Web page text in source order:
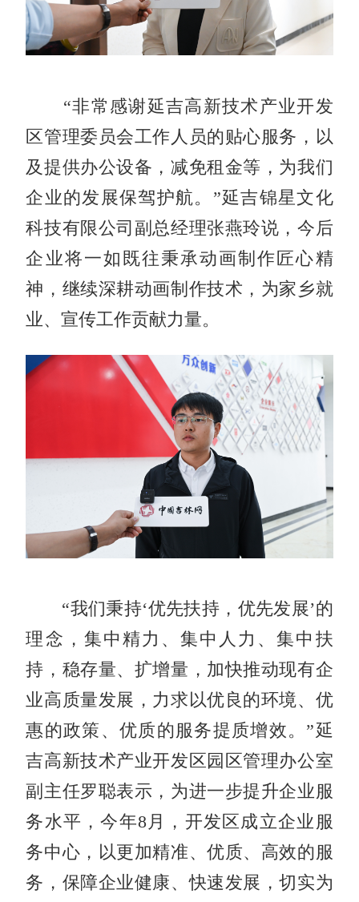
“非常感谢延吉高新技术产业开发
区管理委员会工作人员的贴心服务，以
及提供办公设备，减免租金等，为我们
企业的发展保驾护航。”延吉锦星文化
科技有限公司副总经理张燕玲说，今后
企业将一如既往秉承动画制作匠心精
神，继续深耕动画制作技术，为家乡就
业、宣传工作贡献力量。
“我们秉持‘优先扶持，优先发展’的
理念，集中精力、集中人力、集中扶
持，稳存量、扩增量，加快推动现有企
业高质量发展，力求以优良的环境、优
惠的政策、优质的服务提质增效。”延
吉高新技术产业开发区园区管理办公室
副主任罗聪表示，为进一步提升企业服
务水平，今年8月，开发区成立企业服
务中心，以更加精准、优质、高效的服
务，保障企业健康、快速发展，切实为